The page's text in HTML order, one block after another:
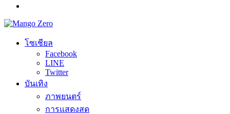
โซเชียล
Facebook
LINE
Twitter
บันเทิง
ภาพยนตร์
การแสดงสด